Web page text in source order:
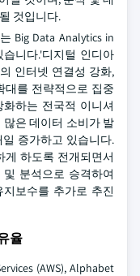
것입니다.
Big Data Analytics in
니다.'디지털 인디아
인터넷 연결성 강화,
대를 전략적으로 집중
하는 전국적 이니셔
은 데이터 소비가 발
증가하고 있습니다.
게 하도록 전개되면서
분석으로 승격하여
보수를 추가로 추진
율
(AWS), Alphabet